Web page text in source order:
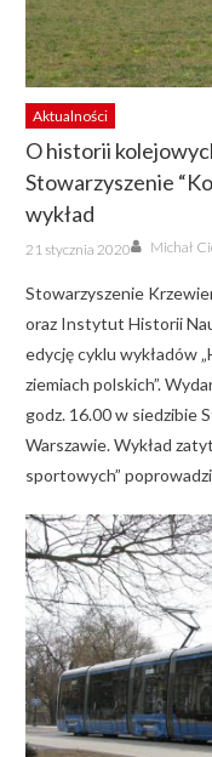
Aktualności
O historii
Stowarzyszenie
wykład
Posted
on
21 stycznia 2020 Author
Michał
Stowarzyszenie
oraz Instytut Historii
edycję cyklu wykładów
ziemiach polskich”.
godz. 16.00 w siedzibie
Warszawie. Wykład
sportowych”